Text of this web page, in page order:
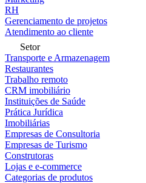
RH
Gerenciamento de projetos
Atendimento ao cliente
Setor
Transporte e Armazenagem
Restaurantes
Trabalho remoto
CRM imobiliário
Instituições de Saúde
Prática Jurídica
Imobiliárias
Empresas de Consultoria
Empresas de Turismo
Construtoras
Lojas e e-commerce
Categorias de produtos